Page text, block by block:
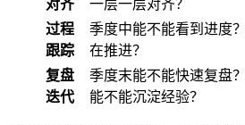
对齐
一层一层对齐？
过程
跟踪
季度中能不能看到进度
在推进？
复盘
迭代
季度末能不能快速复盘
能不能沉淀经验？